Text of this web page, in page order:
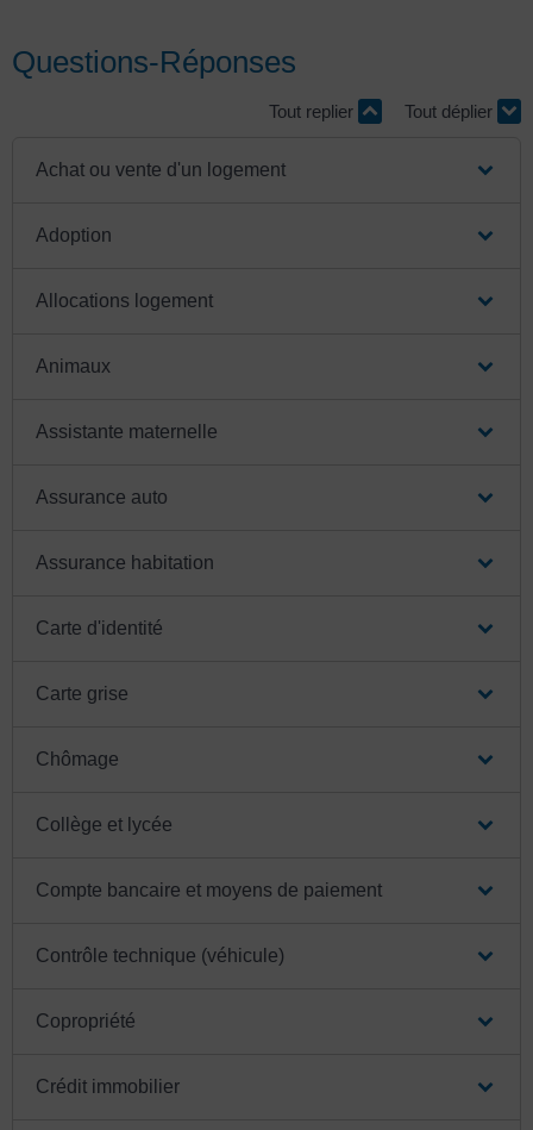
Questions-Réponses
Tout replier Tout déplier
Achat ou vente d'un logement
Adoption
Allocations logement
Animaux
Assistante maternelle
Assurance auto
Assurance habitation
Carte d'identité
Carte grise
Chômage
Collège et lycée
Compte bancaire et moyens de paiement
Contrôle technique (véhicule)
Copropriété
Crédit immobilier